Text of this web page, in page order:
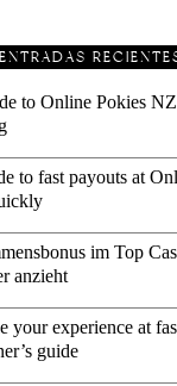
ENTRADAS
to Online Pokies
to fast payouts at
im Top
anzieht
your experience at
guide